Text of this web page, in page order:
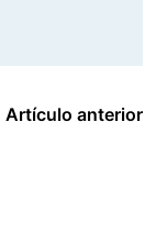
Artículo anterior